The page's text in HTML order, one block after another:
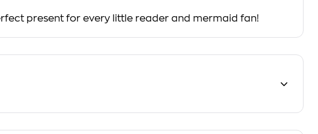
present for every little reader and mermaid fan!